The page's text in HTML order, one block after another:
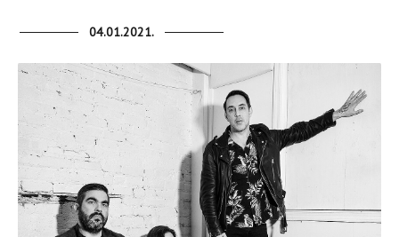
04.01.2021.